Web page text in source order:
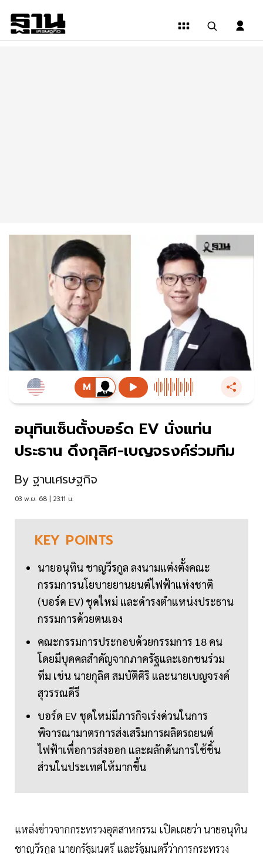
อนุทินเซ็นตั้งบอร์ด EV นั่งแท่น
ประธาน ดึงกุลิศ-เบญจรงค์ร่วมทีม
By ฐานเศรษฐกิจ
03 พ.ย. 68 | 23:11 น.
KEY POINTS
นายอนุทิน ชาญวีรกูล ลงนามแต่งตั้งคณะ
กรรมการนโยบายยานยนต์ไฟฟ้าแห่งชาติ
(บอร์ด EV) ชุดใหม่ และดำรงตำแหน่งประธาน
กรรมการด้วยตนเอง
คณะกรรมการประกอบด้วยกรรมการ 18 คน
โดยมีบุคคลสำคัญจากภาครัฐและเอกชนร่วม
ทีม เช่น นายกุลิศ สมบัติศิริ และนายเบญจรงค์
สุวรรณคีรี
บอร์ด EV ชุดใหม่มีภารกิจเร่งด่วนในการ
พิจารณามาตรการส่งเสริมการผลิตรถยนต์
ไฟฟ้าเพื่อการส่งออก และผลักดันการใช้ชิ้น
ส่วนในประเทศให้มากขึ้น
แหล่งข่าวจากกระทรวงอุตสาหกรรม เปิดเผยว่า นายอนุทิน
ชาญวีรกูล นายกรัฐมนตรี และรัฐมนตรีว่าการกระทรวง